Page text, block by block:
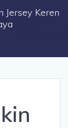
Jersey Keren